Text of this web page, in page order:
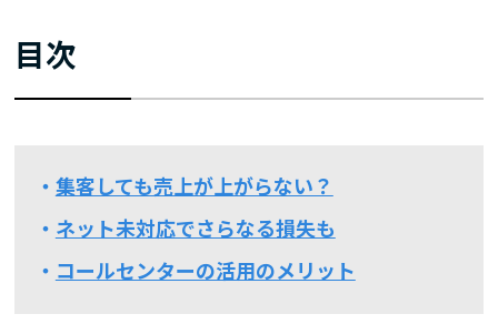
目次
集客しても売上が上がらない？
ネット未対応でさらなる損失も
コールセンターの活用のメリット